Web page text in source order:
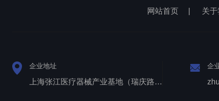
网站首页 关
企业地址
上海张江医疗器械产业基地（瑞庆路528号）
企